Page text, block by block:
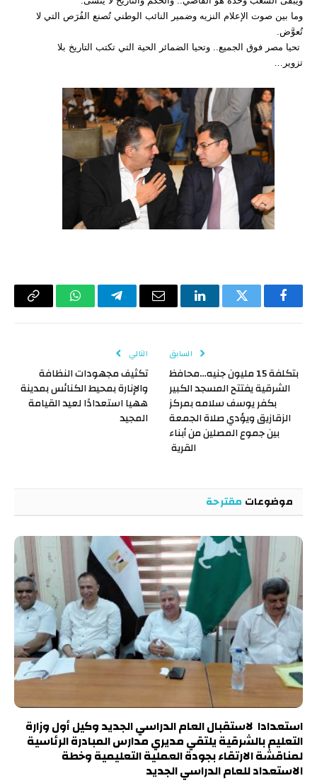
وما بين صوت الإعلام النزيه وضمير النائب الوطني تُصنع الفُرَص التي لا
تُعوَّض.
تحيا مصر فوق الجميع.. وتحيا الضمائر الحية التي تكتب التاريخ بلا
تزوير…
فيسبوكتويتر لينكدإن البريد
تيلقرام واتسابCopy
السابق
بتكلفة 15 مليون جنيه…محافظ
الشرقية يفتتح المسجد الكبير
بكفر يوسف سلامه بمركز
الزقازيق ويؤدي صلاة الجمعة
بين جموع المصلين من أبناء
القرية
التالي
تكثيف مجهودات النظافة
والإنارة بمحيط الكنائس بمدينة
ههيا استعدادًا لعيد القيامة
المجيد
موضوعات مقترحة
استعدادا لاستقبال العام الدراسي الجديد وكيل أول وزارة
التعليم بالشرقية يلتقي مديري مدارس المبادرة الرئاسية
لمناقشة الارتقاء بجودة العملية التعليمية وخطة
الاستعداد للعام الدراسي الجديد